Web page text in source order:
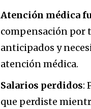
Atención médica
compensación por
anticipados y
atención médica.
Salarios perdidos:
que perdiste